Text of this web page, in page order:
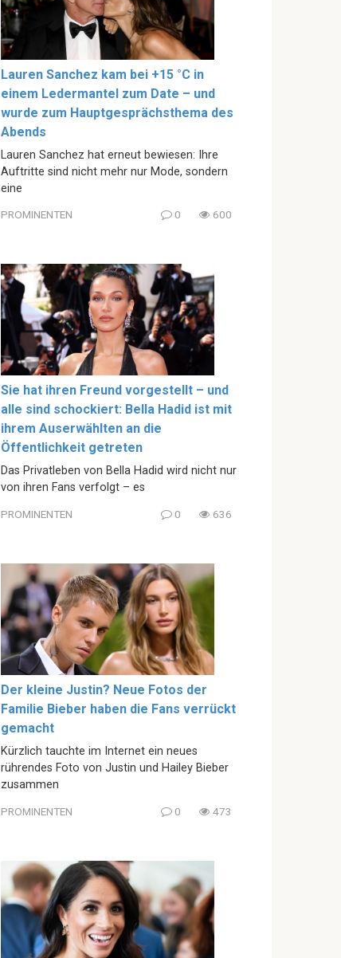
Lauren Sanchez kam bei +15 °C in
einem Ledermantel zum Date – und
wurde zum Hauptgesprächsthema des
Abends
Lauren Sanchez hat erneut bewiesen: Ihre
Auftritte sind nicht mehr nur Mode, sondern
eine
PROMINENTEN 0 600
Sie hat ihren Freund vorgestellt – und
alle sind schockiert: Bella Hadid ist mit
ihrem Auserwählten an die
Öffentlichkeit getreten
Das Privatleben von Bella Hadid wird nicht nur
von ihren Fans verfolgt – es
PROMINENTEN 0 636
Der kleine Justin? Neue Fotos der
Familie Bieber haben die Fans verrückt
gemacht
Kürzlich tauchte im Internet ein neues
rührendes Foto von Justin und Hailey Bieber
zusammen
PROMINENTEN 0 473